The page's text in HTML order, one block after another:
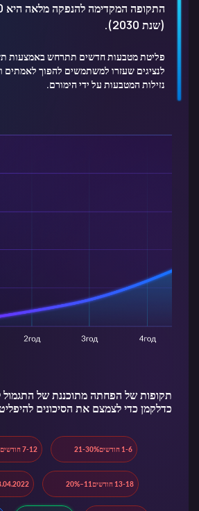
(שנת 2030).
פליטת מטבעות חדשים תתרחש באמצעות
לנציגים שעזרו למשתמשים להפוך לאמתים
נזילות המטבעות על ידי הימורם.
תקופות של הפחתה מתוכננת של התגמול
כדלקמן כדי לצמצם את הסיכונים
1-6 חודשים 21-30% 7-12 חודשים
13-18 חודשים 11–20%